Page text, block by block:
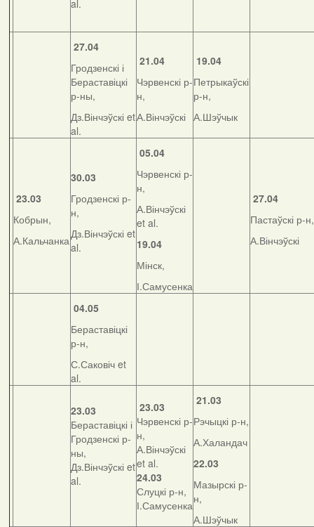
al.
27.04
Гродзенскі і
Бераставіцкі
р-ны,
Дз.Вінчэўскі et
al.
21.04
Чэрвенскі р-
н,
А.Вінчэўскі
19.04
Петрыкаўскі
р-н,
А.Шэўчык
23.03
Кобрын,
А.Кальчанка
30.03
Гродзенскі р-
н,
Дз.Вінчэўскі et
al.
05.04
Чэрвенскі р-
н,
А.Вінчэўскі
et al.
19.04
Мінск,
І.Самусенка
27.04
Пастаўскі р-н,
А.Вінчэўскі
04.05
Бераставіцкі
р-н,
С.Саковіч et
al.
23.03
Бераставіцкі і
Гродзенскі р-
ны,
Дз.Вінчэўскі et
al.
23.03
Чэрвенскі р-
н,
А.Вінчэўскі
et al.
24.03
Слуцкі р-н,
І.Самусенка
21.03
Рэчыцкі р-н,
А.Халандач
22.03
Мазырскі р-
н,
А.Шэўчык